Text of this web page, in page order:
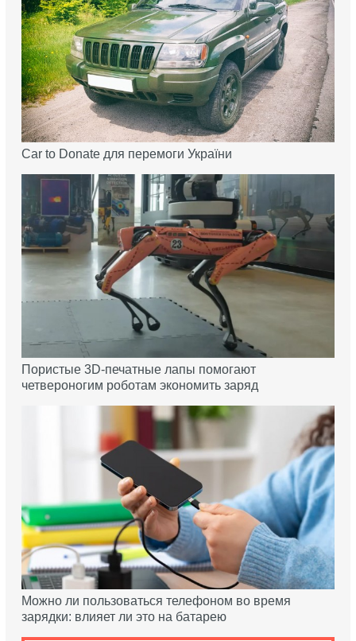
Car to Donate для перемоги України
Пористые 3D-печатные лапы помогают
четвероногим роботам экономить заряд
Можно ли пользоваться телефоном во время
зарядки: влияет ли это на батарею